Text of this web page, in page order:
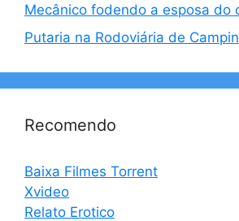
Mecânico fodendo a esposa do
Putaria na Rodoviária de
Recomendo
Baixa Filmes Torrent
Xvideo
Relato Erotico